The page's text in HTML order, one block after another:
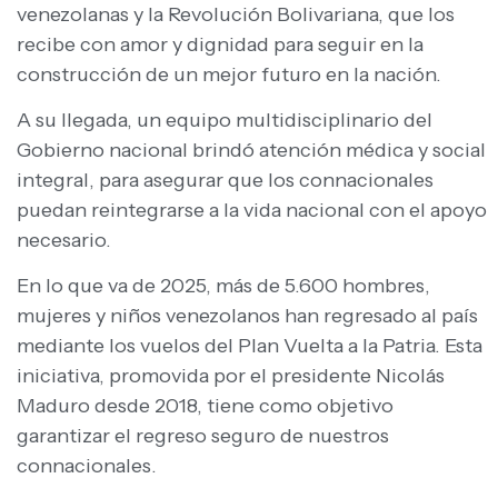
venezolanas y la Revolución Bolivariana, que los
recibe con amor y dignidad para seguir en la
construcción de un mejor futuro en la nación.
A su llegada, un equipo multidisciplinario del
Gobierno nacional brindó atención médica y social
integral, para asegurar que los connacionales
puedan reintegrarse a la vida nacional con el apoyo
necesario.
En lo que va de 2025, más de 5.600 hombres,
mujeres y niños venezolanos han regresado al país
mediante los vuelos del Plan Vuelta a la Patria. Esta
iniciativa, promovida por el presidente Nicolás
Maduro desde 2018, tiene como objetivo
garantizar el regreso seguro de nuestros
connacionales.